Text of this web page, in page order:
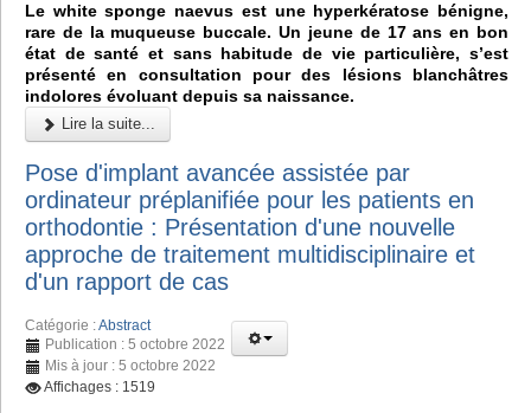
Le white sponge naevus est une hyperkératose bénigne,
rare de la muqueuse buccale. Un jeune de 17 ans en bon
état de santé et sans habitude de vie particulière, s’est
présenté en consultation pour des lésions blanchâtres
indolores évoluant depuis sa naissance.
Lire la suite...
Pose d'implant avancée assistée par
ordinateur préplanifiée pour les patients en
orthodontie : Présentation d'une nouvelle
approche de traitement multidisciplinaire et
d'un rapport de cas
Catégorie :Abstract
Publication : 5 octobre 2022
Mis à jour : 5 octobre 2022
Affichages : 1519